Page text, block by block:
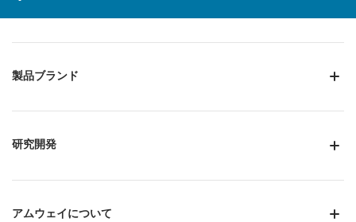
製品ブランド
研究開発
アムウェイについて